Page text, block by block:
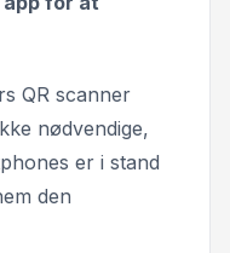
QR scanner
nødvendige,
er i stand
den